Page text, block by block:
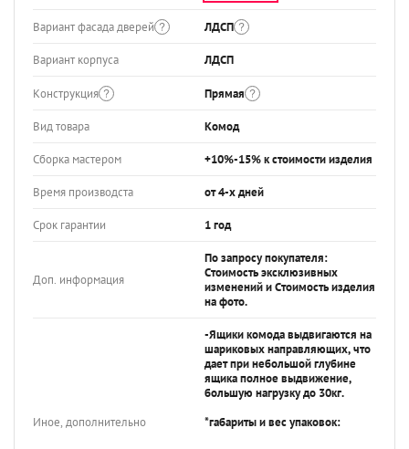
Вариант фасада дверей ЛДСП
Вариант корпуса ЛДСП
Конструкция Прямая
Вид товара Комод
Сборка мастером +10%-15% к стоимости изделия
Время производста от 4-х дней
Срок гарантии 1 год
Доп. информация
По запросу покупателя:
Стоимость эксклюзивных
изменений и Стоимость изделия
на фото.
Иное, дополнительно
-Ящики комода выдвигаются на
шариковых направляющих, что
дает при небольшой глубине
ящика полное выдвижение,
большую нагрузку до 30кг.
*габариты и вес упаковок: